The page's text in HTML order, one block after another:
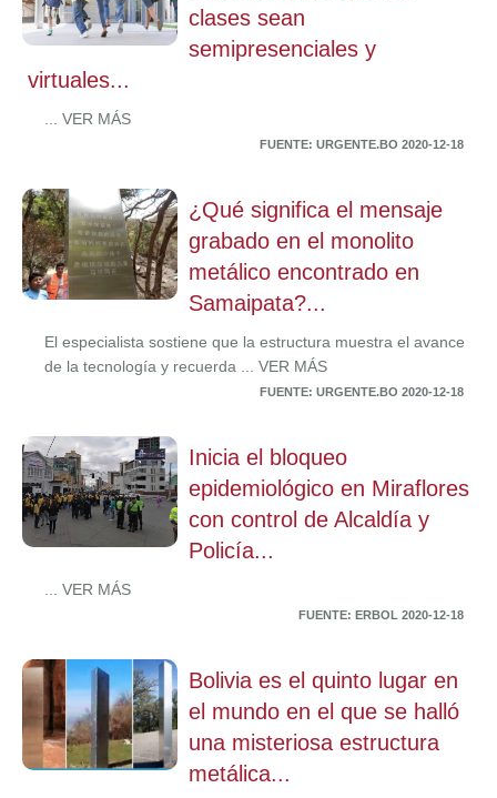
clases sean
semipresenciales y
virtuales...
... VER MÁS
FUENTE: URGENTE.BO 2020-12-18
¿Qué significa el mensaje
grabado en el monolito
metálico encontrado en
Samaipata?...
El especialista sostiene que la estructura muestra el avance
de la tecnología y recuerda ... VER MÁS
FUENTE: URGENTE.BO 2020-12-18
Inicia el bloqueo
epidemiológico en Miraflores
con control de Alcaldía y
Policía...
... VER MÁS
FUENTE: ERBOL 2020-12-18
Bolivia es el quinto lugar en
el mundo en el que se halló
una misteriosa estructura
metálica...